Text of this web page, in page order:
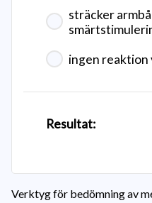
sträcker
ingen
Resultat:
Verktyg för bedömning av